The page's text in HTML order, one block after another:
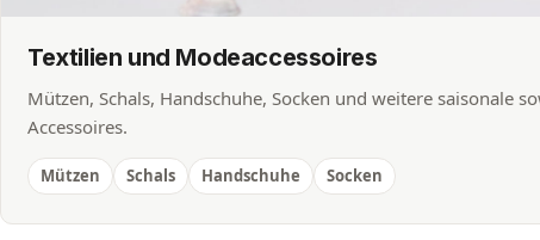
Textilien und Modeaccessoires
Mützen, Schals, Handschuhe, Socken und weitere saisonale
Accessoires.
Mützen Schals Handschuhe Socken